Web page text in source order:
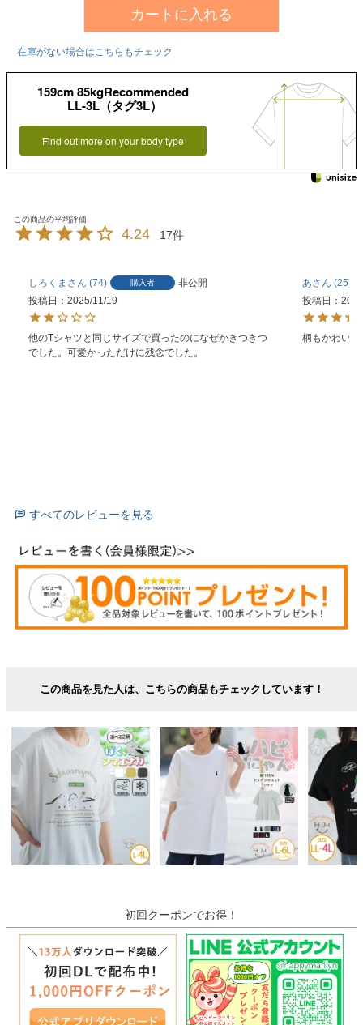
カートに入れる
在庫がない場合はこちらもチェック
159cm 85kgRecommended
LL-3L（タグ3L）
Find out more on your body type
4.24 17
しろくま 74 購入者
非公開
投稿日
2025/11/19
他のTシャツと同じサイズで買ったのになぜかきつきつ
でした。可愛かっただけに残念でした。
あ
25
投稿日
柄もかわい
すべてのレビューを見る
この商品を見た人は、こちらの商品もチェックしています！
初回クーポンでお得！